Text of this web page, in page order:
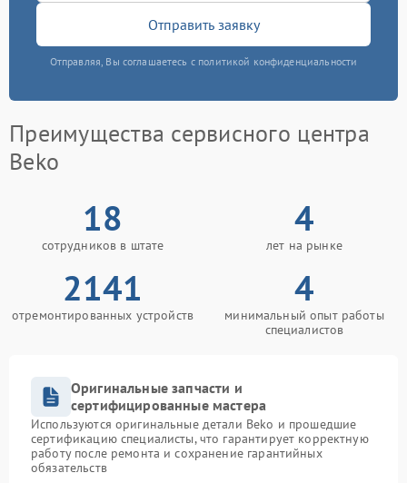
Отправить заявку
Отправляя, Вы соглашаетесь с политикой конфиденциальности
Преимущества сервисного центра
Beko
18
сотрудников в штате
4
лет на рынке
2141
отремонтированных устройств
4
минимальный опыт работы
специалистов
Оригинальные запчасти и
сертифицированные мастера
Используются оригинальные детали Beko и прошедшие
сертификацию специалисты, что гарантирует корректную
работу после ремонта и сохранение гарантийных
обязательств